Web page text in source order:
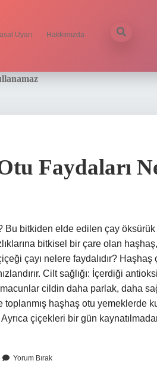
Uyarı Hakkımızda
Faydaları
Bu bitkiden elde edilen çay öksürük
bitkisel bir çare olan
çayı nelere faydalıdır?
Cilt sağlığı: İçerdiği
cildin daha parlak, daha
toplanmış haşhaş otu yemeklerde
çiçekleri bir gün
Yorum Bırak